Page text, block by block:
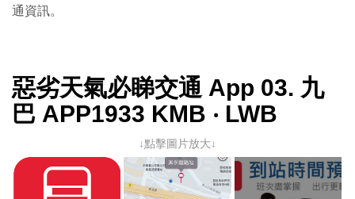
通資訊。
惡劣天氣必睇交通 App 03. 九
巴 APP1933 KMB ‧ LWB
↓點擊圖片放大↓